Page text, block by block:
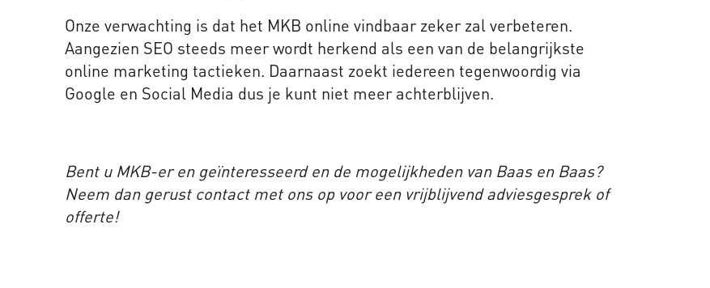
Onze verwachting is dat het MKB online vindbaar zeker zal verbeteren.
Aangezien SEO steeds meer wordt herkend als een van de belangrijkste
online marketing tactieken. Daarnaast zoekt iedereen tegenwoordig via
Google en Social Media dus je kunt niet meer achterblijven.
Bent u MKB-er en geïnteresseerd en de mogelijkheden van Baas en Baas?
Neem dan gerust contact met ons op voor een vrijblijvend adviesgesprek of
offerte!